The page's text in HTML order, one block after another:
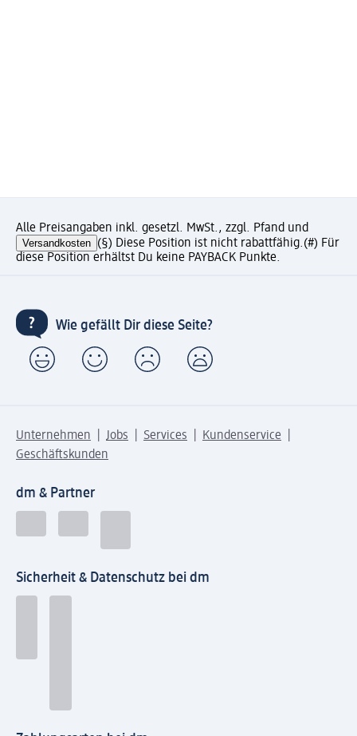
Alle Preisangaben inkl. gesetzl. MwSt., zzgl. Pfand und
Versandkosten (§) Diese Position ist nicht rabattfähig.(#) Für
diese Position erhältst Du keine PAYBACK Punkte.
Wie gefällt Dir diese Seite?
Unternehmen Jobs Services
Kundenservice
Geschäftskunden
dm & Partner
Sicherheit & Datenschutz bei dm